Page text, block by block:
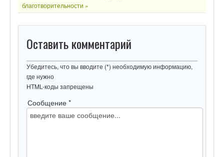
благотворительности »
Оставить комментарий
Убедитесь, что вы вводите (*) необходимую информацию,
где нужно
HTML-коды запрещены
Сообщение *